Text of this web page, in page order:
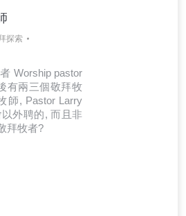
探索
Worship pastor
有兩三個敬拜牧
師, Pastor Larry
外聘的, 而且非
拜牧者?